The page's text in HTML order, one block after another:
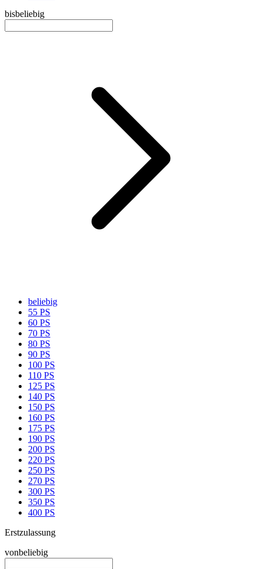
bisbeliebig
beliebig
55 PS
60 PS
70 PS
80 PS
90 PS
100 PS
110 PS
125 PS
140 PS
150 PS
160 PS
175 PS
190 PS
200 PS
220 PS
250 PS
270 PS
300 PS
350 PS
400 PS
Erstzulassung
vonbeliebig